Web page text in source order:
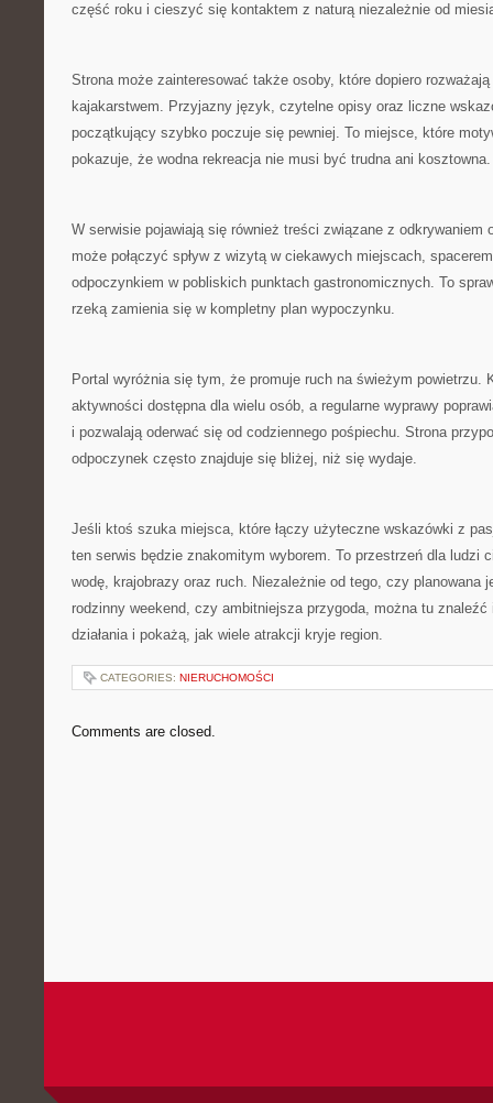
część roku i cieszyć się kontaktem z naturą niezależnie od
Strona może zainteresować także osoby, które dopiero
kajakarstwem. Przyjazny język, czytelne opisy oraz liczne
początkujący szybko poczuje się pewniej. To miejsce, które
pokazuje, że wodna rekreacja nie musi być trudna ani kosztowna.
W serwisie pojawiają się również treści związane z
może połączyć spływ z wizytą w ciekawych miejscach,
odpoczynkiem w pobliskich punktach gastronomicznych. To
rzeką zamienia się w kompletny plan wypoczynku.
Portal wyróżnia się tym, że promuje ruch na świeżym powietrzu.
aktywności dostępna dla wielu osób, a regularne wyprawy
i pozwalają oderwać się od codziennego pośpiechu. Strona
odpoczynek często znajduje się bliżej, niż się wydaje.
Jeśli ktoś szuka miejsca, które łączy użyteczne wskazówki z
ten serwis będzie znakomitym wyborem. To przestrzeń dla ludzi
wodę, krajobrazy oraz ruch. Niezależnie od tego, czy planowana
rodzinny weekend, czy ambitniejsza przygoda, można tu
działania i pokażą, jak wiele atrakcji kryje region.
CATEGORIES: NIERUCHOMOŚCI
Comments are closed.